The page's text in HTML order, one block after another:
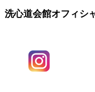
洗心道会館オフィシ